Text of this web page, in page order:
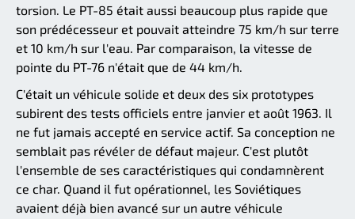
torsion. Le PT-85 était aussi beaucoup plus rapide que
son prédécesseur et pouvait atteindre 75 km/h sur terre
et 10 km/h sur l'eau. Par comparaison, la vitesse de
pointe du PT-76 n'était que de 44 km/h.
C'était un véhicule solide et deux des six prototypes
subirent des tests officiels entre janvier et août 1963. Il
ne fut jamais accepté en service actif. Sa conception ne
semblait pas révéler de défaut majeur. C'est plutôt
l'ensemble de ses caractéristiques qui condamnèrent
ce char. Quand il fut opérationnel, les Soviétiques
avaient déjà bien avancé sur un autre véhicule